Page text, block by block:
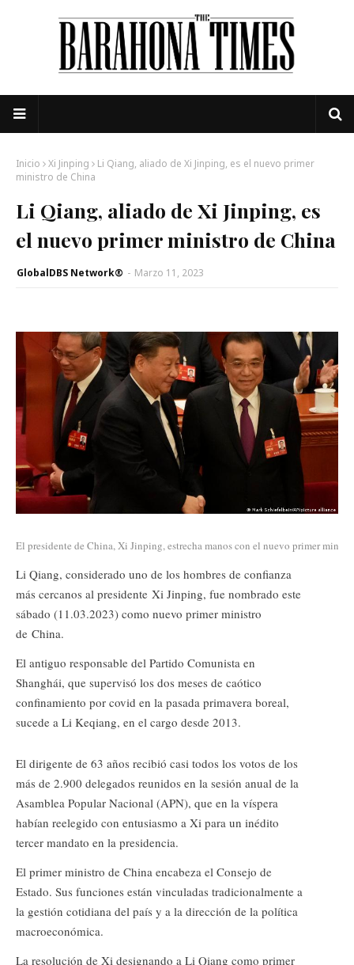
Inicio Xi Jinping
Li Qiang, aliado de Xi Jinping, es el nuevo primer
ministro de China
Li Qiang, aliado de Xi Jinping, es
el nuevo primer ministro de China
GlobalDBS Network® - Marzo 11, 2023
El presidente de China, Xi Jinping, estrecha manos con el nuevo primer
Li Qiang, considerado uno de los hombres de confianza
más cercanos al presidente Xi Jinping, fue nombrado este
sábado (11.03.2023) como nuevo primer ministro
de China.
El antiguo responsable del Partido Comunista en
Shanghái, que supervisó los dos meses de caótico
confinamiento por covid en la pasada primavera boreal,
sucede a Li Keqiang, en el cargo desde 2013.
El dirigente de 63 años recibió casi todos los votos de los
más de 2.900 delegados reunidos en la sesión anual de la
Asamblea Popular Nacional (APN), que en la víspera
habían reelegido con entusiasmo a Xi para un inédito
tercer mandato en la presidencia.
El primer ministro de China encabeza el Consejo de
Estado. Sus funciones están vinculadas tradicionalmente a
la gestión cotidiana del país y a la dirección de la política
macroeconómica.
La resolución de Xi designando a Li Qiang como primer